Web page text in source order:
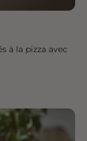
à la pizza avec